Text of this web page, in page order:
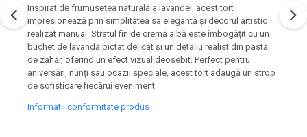
Inspirat de frumusețea naturală a lavandei, acest tort
impresionează prin simplitatea sa elegantă și decorul artistic
realizat manual. Stratul fin de cremă albă este îmbogățit cu un
buchet de lavandă pictat delicat și un detaliu realist din pastă
de zahăr, oferind un efect vizual deosebit. Perfect pentru
aniversări, nunți sau ocazii speciale, acest tort adaugă un strop
de sofisticare fiecărui eveniment
Informatii conformitate produs